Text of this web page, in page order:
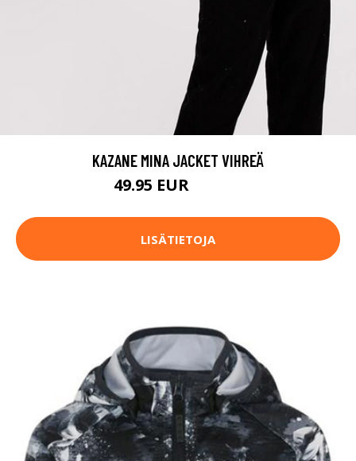
KAZANE MINA JACKET VIHREÄ
49.95 EUR
LISÄTIETOJA